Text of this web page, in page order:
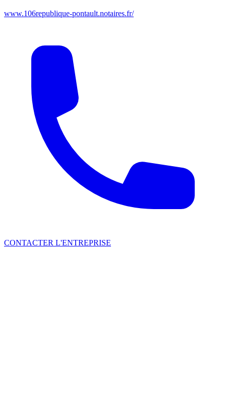
www.106republique-pontault.notaires.fr/
CONTACTER L'ENTREPRISE